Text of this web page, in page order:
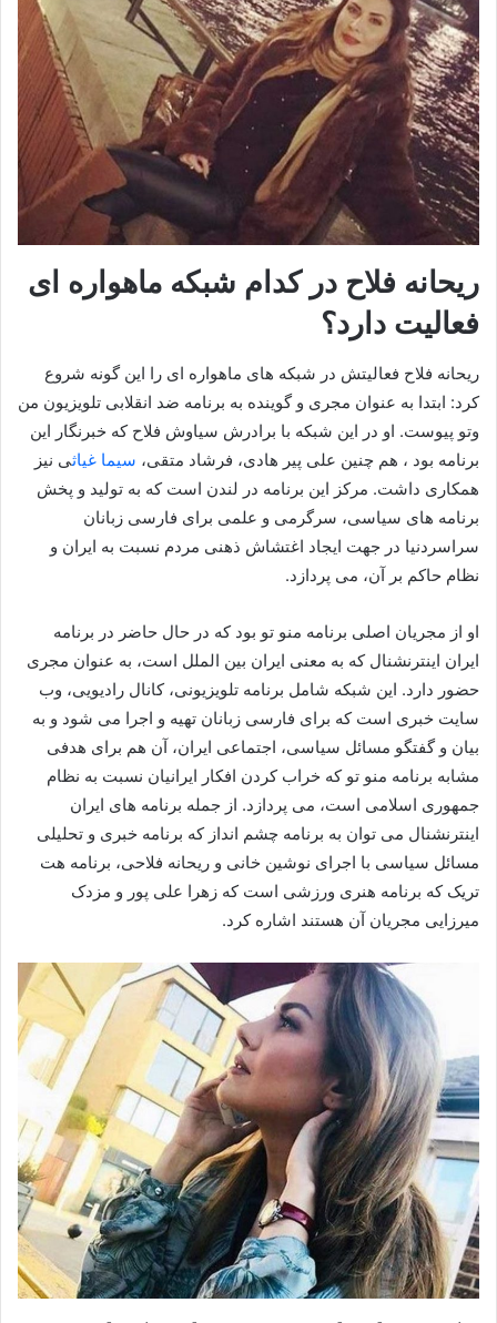
ریحانه فلاح در کدام شبکه ماهواره ای
فعالیت دارد؟
ریحانه فلاح فعالیتش در شبکه های ماهواره ای را این گونه شروع
کرد: ابتدا به عنوان مجری و گوینده به برنامه ضد انقلابی تلویزیون من
وتو پیوست. او در این شبکه با برادرش سیاوش فلاح که خبرنگار این
برنامه بود ، هم چنین علی پیر هادی، فرشاد متقی، سیما غیاثی نیز
همکاری داشت. مرکز این برنامه در لندن است که به تولید و پخش
برنامه های سیاسی، سرگرمی و علمی برای فارسی زبانان
سراسردنیا در جهت ایجاد اغتشاش ذهنی مردم نسبت به ایران و
نظام حاکم بر آن، می پردازد.
او از مجریان اصلی برنامه منو تو بود که در حال حاضر در برنامه
ایران اینترنشنال که به معنی ایران بین الملل است، به عنوان مجری
حضور دارد. این شبکه شامل برنامه تلویزیونی، کانال رادیویی، وب
سایت خبری است که برای فارسی زبانان تهیه و اجرا می شود و به
بیان و گفتگو مسائل سیاسی، اجتماعی ایران، آن هم برای هدفی
مشابه برنامه منو تو که خراب کردن افکار ایرانیان نسبت به نظام
جمهوری اسلامی است، می پردازد. از جمله برنامه های ایران
اینترنشنال می توان به برنامه چشم انداز که برنامه خبری و تحلیلی
مسائل سیاسی با اجرای نوشین خانی و ریحانه فلاحی، برنامه هت
تریک که برنامه هنری ورزشی است که زهرا علی پور و مزدک
میرزایی مجریان آن هستند اشاره کرد.